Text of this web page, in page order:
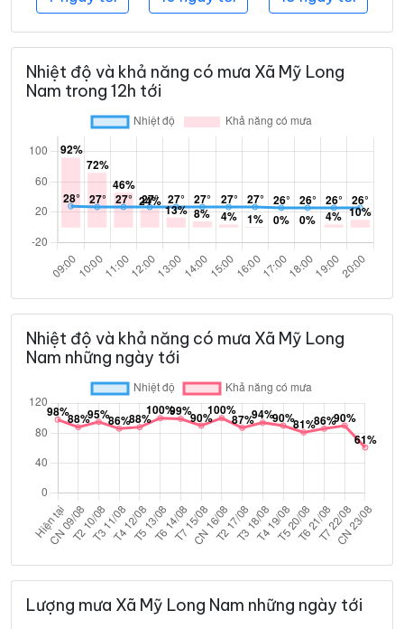
Nhiệt độ và khả năng có mưa Xã Mỹ Long
Nam trong 12h tới
Nhiệt độ và khả năng có mưa Xã Mỹ Long
Nam những ngày tới
Lượng mưa Xã Mỹ Long Nam những ngày tới